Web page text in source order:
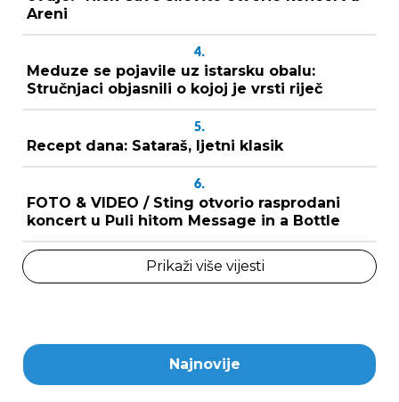
Areni
4.
Meduze se pojavile uz istarsku obalu:
Stručnjaci objasnili o kojoj je vrsti riječ
5.
Recept dana: Sataraš, ljetni klasik
6.
FOTO & VIDEO / Sting otvorio rasprodani
koncert u Puli hitom Message in a Bottle
Prikaži više vijesti
Najnovije